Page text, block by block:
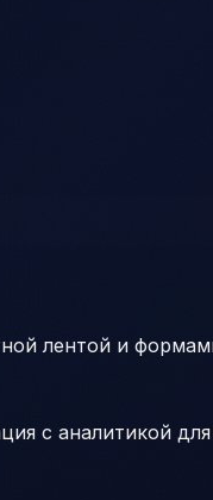
лентой и
с аналитикой